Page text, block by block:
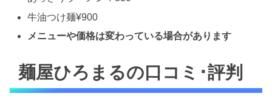
牛油つけ麺¥900
メニューや価格は変わっている場合があります
麺屋ひろまるの口コミ･評判